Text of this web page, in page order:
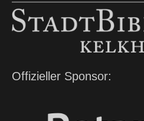
Offizieller Sponsor: